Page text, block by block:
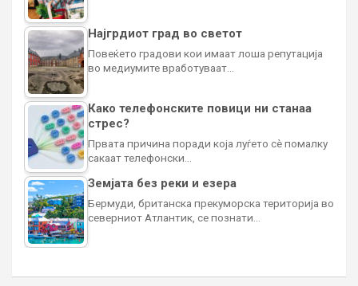
Најгрдиот град во светот
Повеќето градови кои имаат лоша репутација
во медиумите вработуваат…
Како телефонските повици ни станаа
стрес?
Првата причина поради која луѓето сè помалку
сакаат телефонски…
Земјата без реки и езера
Бермуди, британска прекуморска територија во
северниот Атлантик, се познати…